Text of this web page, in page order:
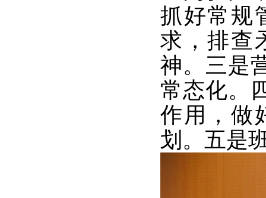
抓好常规
求，排查
神。三是
常态化。
作用，做
划。五是